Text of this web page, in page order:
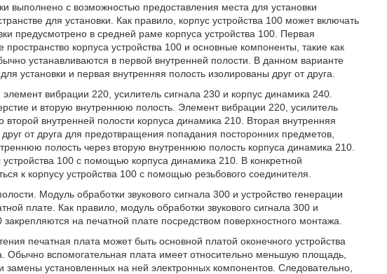
выполнено с возможностью предоставления места для установки
для установки. Как правило, корпус устройства 100 может включать
предусмотрено в средней раме корпуса устройства 100. Первая
корпуса устройства 100 и основные компоненты, такие как
устанавливаются в первой внутренней полости. В данном варианте
установки и первая внутренняя полость изолированы друг от друга.
вибрации 220, усилитель сигнала 230 и корпус динамика 240.
и вторую внутреннюю полость. Элемент вибрации 220, усилитель
внутренней полости корпуса динамика 210. Вторая внутренняя
от друга для предотвращения попадания посторонних предметов,
полость через вторую внутреннюю полость корпуса динамика 210.
устройства 100 с помощью корпуса динамика 210. В конкретной
к корпусу устройства 100 с помощью резьбового соединителя.
Модуль обработки звукового сигнала 300 и устройство генерации
плате. Как правило, модуль обработки звукового сигнала 300 и
на печатной плате посредством поверхностного монтажа.
печатная плата может быть основной платой оконечного устройства
Обычно вспомогательная плата имеет относительно меньшую площадь,
замены установленных на ней электронных компонентов. Следовательно,